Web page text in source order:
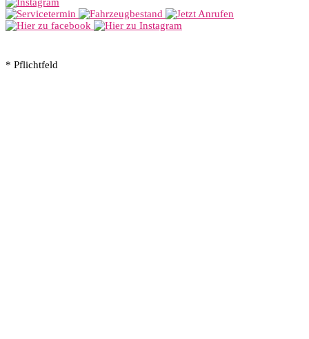
* Pflichtfeld